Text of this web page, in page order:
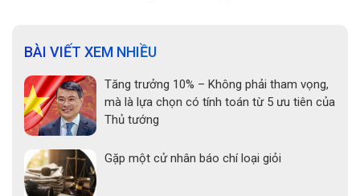
BÀI VIẾT XEM NHIỀU
Tăng trưởng 10% – Không phải tham vọng,
mà là lựa chọn có tính toán từ 5 ưu tiên của
Thủ tướng
Gặp một cử nhân báo chí loại giỏi